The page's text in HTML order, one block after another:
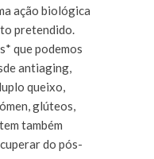
ação biológica
pretendido.
que podemos
antiaging,
queixo,
glúteos,
também
do pós-